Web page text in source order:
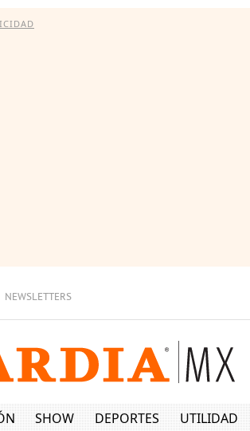
NEWSLETTERS
SHOW DEPORTES UTILIDAD